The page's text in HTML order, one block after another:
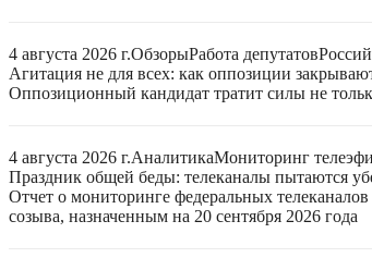
4 августа 2026 г.ОбзорыРабота депутатов
Агитация не для всех: как оппозиции
Оппозиционный кандидат тратит силы не
4 августа 2026 г.АналитикаМониторинг
Праздник общей беды: телеканалы пытаются
Отчет о мониторинге федеральных
созыва, назначенным на 20 сентября 2026 года